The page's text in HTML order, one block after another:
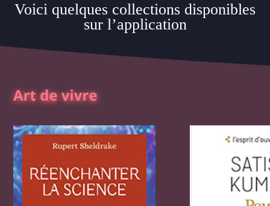
Voici quelques collections disponibles
sur l’application